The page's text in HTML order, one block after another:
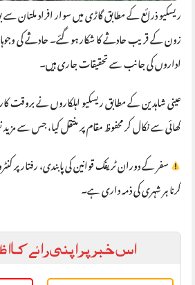
ریسکیو ذرائع کے مطابق گاڑی میں سوار افراد ملتان سے
زون کے قریب حادثے کا شکار ہو گئے۔ حادثے کی
اداروں کی جانب سے تحقیقات جاری ہیں۔
عینی شاہدین کے مطابق ریسکیو اہلکاروں نے بروقت
کھائی سے نکال کر محفوظ مقام پر منتقل کیا، جس سے
سفر کے دوران ٹریفک قوانین کی پابندی، رفتار پر
کرنا ہر شہری کی ذمہ داری ہے۔
اس خبر پر اپنی رائے کا